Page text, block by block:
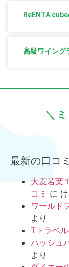
ReENTA
高級ワイング
＼
最新の口コ
大麦若葉
コミ に
ワールド
より
Tトラベ
ハッシュ
より